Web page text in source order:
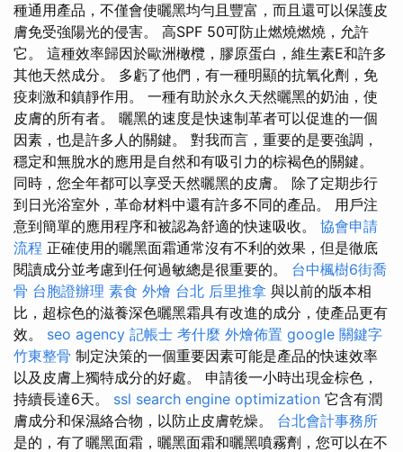
種通用產品，不僅會使曬黑均勻且豐富，而且還可以保護皮
膚免受強陽光的侵害。 高SPF 50可防止燃燒燃燒，允許
它。 這種效率歸因於歐洲橄欖，膠原蛋白，維生素E和許多
其他天然成分。 多虧了他們，有一種明顯的抗氧化劑，免
疫刺激和鎮靜作用。 一種有助於永久天然曬黑的奶油，使
皮膚的所有者。 曬黑的速度是快速制革者可以促進的一個
因素，也是許多人的關鍵。 對我而言，重要的是要強調，
穩定和無脫水的應用是自然和有吸引力的棕褐色的關鍵。
同時，您全年都可以享受天然曬黑的皮膚。 除了定期步行
到日光浴室外，革命材料中還有許多不同的產品。 用戶注
意到簡單的應用程序和被認為舒適的快速吸收。 協會申請
流程 正確使用的曬黑面霜通常沒有不利的效果，但是徹底
閱讀成分並考慮到任何過敏總是很重要的。 台中楓樹6街喬
骨 台胞證辦理 素食 外燴 台北 后里推拿 與以前的版本相
比，超棕色的滋養深色曬黑霜具有改進的成分，使產品更有
效。 seo agency 記帳士 考什麼 外燴佈置 google 關鍵字
竹東整骨 制定決策的一個重要因素可能是產品的快速效率
以及皮膚上獨特成分的好處。 申請後一小時出現金棕色，
持續長達6天。 ssl search engine optimization 它含有潤
膚成分和保濕絡合物，以防止皮膚乾燥。 台北會計事務所
是的，有了曬黑面霜，曬黑面霜和曬黑噴霧劑，您可以在不